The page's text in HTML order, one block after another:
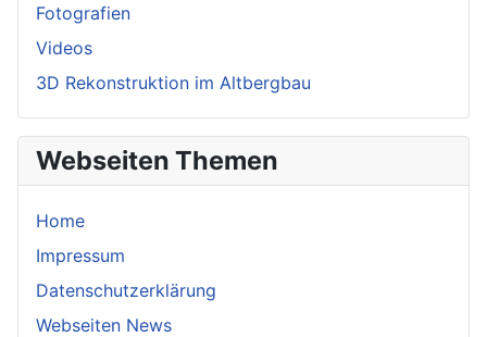
Fotografien
Videos
3D Rekonstruktion im Altbergbau
Webseiten Themen
Home
Impressum
Datenschutzerklärung
Webseiten News